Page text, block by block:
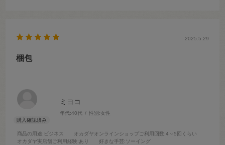
ミヨコ
年代:40代 性別:女性
商品の用途:ビジネス オカダヤオンラインショップご利用回数:4～5回くらい
オカダヤ実店舗ご利用経験:あり 好きな手芸:ソーイング
2025.5.29
梱包